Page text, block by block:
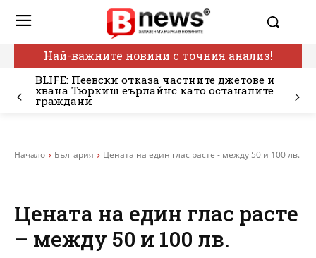
Най-важните новини с точния анализ!
BLIFE: Пеевски отказа частните джетове и
хвана Тюркиш еърлайнс като останалите
граждани
Начало България Цената на един глас расте - между 50 и 100 лв.
Цената на един глас расте
– между 50 и 100 лв.